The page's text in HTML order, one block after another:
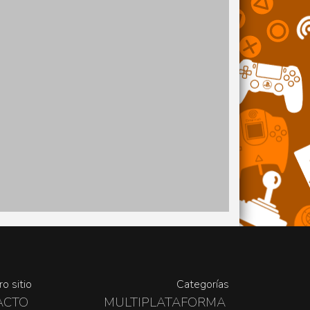
sitio Categorías
MULTIPLATAFORMA